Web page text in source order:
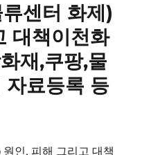
센터 화제)
대책이천화
재,쿠팡,물
자료등록 등
인, 피해 그리고 대책